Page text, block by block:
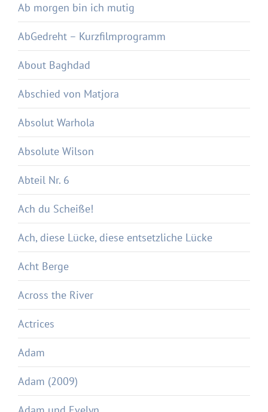
Ab morgen bin ich mutig
AbGedreht – Kurzfilmprogramm
About Baghdad
Abschied von Matjora
Absolut Warhola
Absolute Wilson
Abteil Nr. 6
Ach du Scheiße!
Ach, diese Lücke, diese entsetzliche Lücke
Acht Berge
Across the River
Actrices
Adam
Adam (2009)